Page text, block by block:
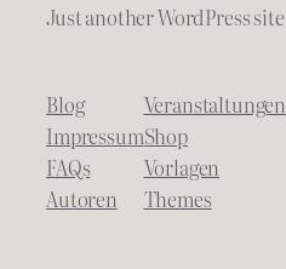
Just another WordPress site
Blog
Impressum
FAQs
Autoren
Veranstaltungen
Shop
Vorlagen
Themes